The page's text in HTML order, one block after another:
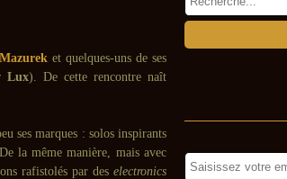
et quelques-uns de ses
Lux). De cette rencontre naît
ses marques : solos inspirants
la même manière, mais avec
rafistolés par deselectronics